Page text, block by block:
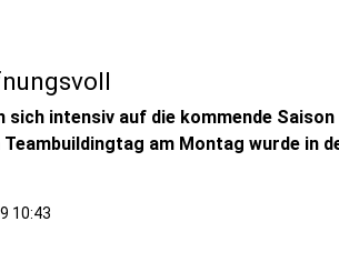
intensiv auf die kommende
am Montag wurde in
10:43